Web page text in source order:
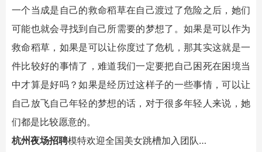
一个当成是自己的救命稻草在自己渡过了危险之后，她们
可能也就会寻找到自己所需要的梦想了。如果是可以作为
救命稻草，如果是可以让你度过了危机，那其实这就是一
件比较好的事情了，难道我们一定要把自己困死在困境当
中才算是好吗？如果是经历过这样子的一些事情，可以让
自己放飞自己年轻的梦想的话，对于很多年轻人来说，她
们都是比较愿意的。
杭州夜场招聘模特欢迎全国美女跳槽加入团队…